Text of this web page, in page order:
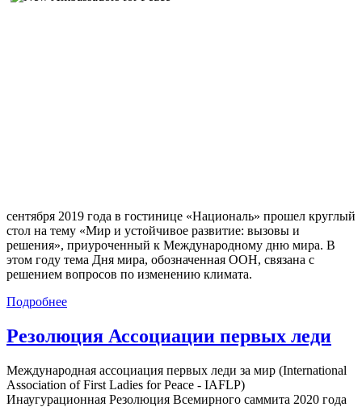
сентября 2019 года в гостинице «Националь» прошел круглый
стол на тему «Мир и устойчивое развитие: вызовы и
решения», приуроченный к Международному дню мира. В
этом году тема Дня мира, обозначенная ООН, связана с
решением вопросов по изменению климата.
Подробнее
Резолюция Ассоциации первых леди
Международная ассоциация первых леди за мир (International
Association of First Ladies for Peace - IAFLP)
Инаугурационная Резолюция Всемирного саммита 2020 года